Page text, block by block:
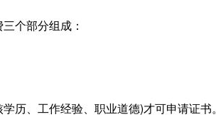
个部分组成：
历、工作经验、职业道德)才可申请证书。